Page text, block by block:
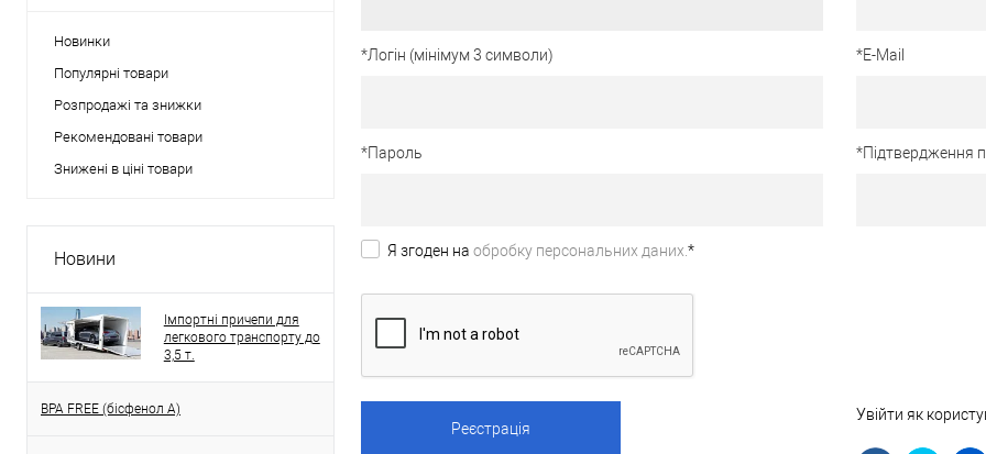
Новинки
Популярні товари
Розпродажі та знижки
Рекомендовані товари
Знижені в ціні товари
Новини
Імпортні причепи для
легкового транспорту до
3,5 т.
BPA FREE (бісфенол A)
*Логін (мінімум 3 символи) *E-Mail
*Пароль *Підтвердження
Я згоден на обробку персональних даних.*
Увійти як